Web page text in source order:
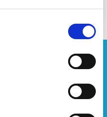
uit diverse
de belangrijkste
je in voor onze gratis